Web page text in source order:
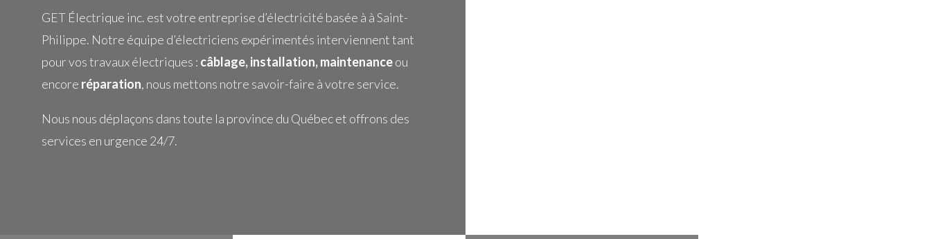
GET Électrique inc. est votre entreprise d’électricité basée à à Saint-
Philippe. Notre équipe d’électriciens expérimentés interviennent tant
pour vos travaux électriques : câblage, installation, maintenanceou
encore réparation, nous mettons notre savoir-faire à votre service.
Nous nous déplaçons dans toute la province du Québec et offrons des
services en urgence 24/7.